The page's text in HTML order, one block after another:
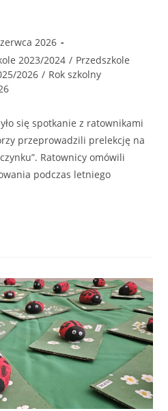
2026
2023/2024 / Przedszkole
2026 / Rok szkolny
się spotkanie z ratownikami
przeprowadzili prelekcję na
Ratownicy omówili
podczas letniego